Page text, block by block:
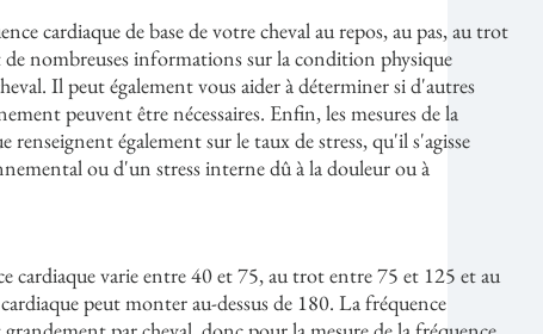
cardiaque de base de votre cheval au repos, au pas, au trot
nombreuses informations sur la condition physique
Il peut également vous aider à déterminer si d'autres
peuvent être nécessaires. Enfin, les mesures de la
renseignent également sur le taux de stress, qu'il s'agisse
ou d'un stress interne dû à la douleur ou à
cardiaque varie entre 40 et 75, au trot entre 75 et 125 et au
peut monter au-dessus de 180. La fréquence